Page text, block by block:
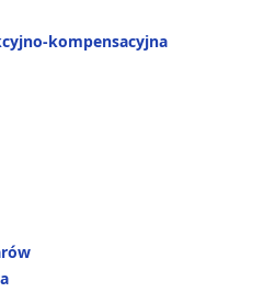
kompensacyjna